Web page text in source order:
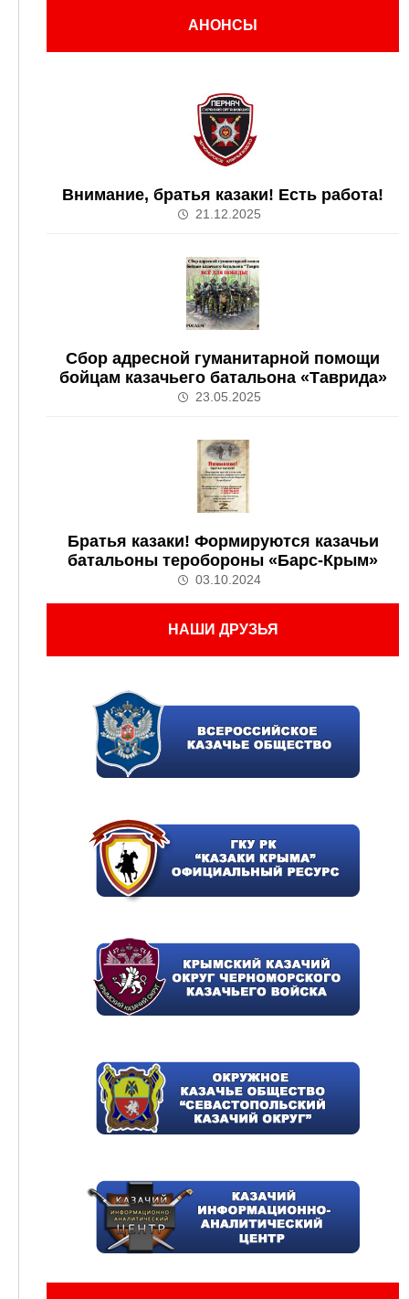
АНОНСЫ
Внимание, братья казаки! Есть работа!
21.12.2025
Сбор адресной гуманитарной помощи
бойцам казачьего батальона «Таврида»
23.05.2025
Братья казаки! Формируются казачьи
батальоны теробороны «Барс-Крым»
03.10.2024
НАШИ ДРУЗЬЯ